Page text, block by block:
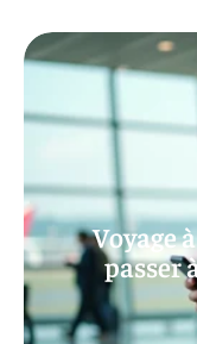
Voyage
passer